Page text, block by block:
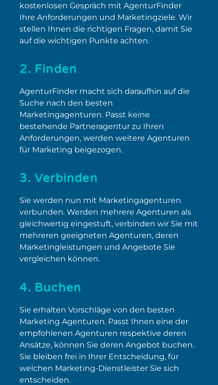
kostenlosen Gespräch mit AgenturFinder
Ihre Anforderungen und Marketingziele. Wir
stellen Ihnen die richtigen Fragen, damit Sie
auf die wichtigen Punkte achten.
2. Finden
AgenturFinder macht sich daraufhin auf die
Suche nach den besten
Marketingagenturen. Passt keine
bestehende Partneragentur zu Ihren
Anforderungen, werden weitere Agenturen
für Marketing beigezogen.
3. Verbinden
Sie werden nun mit Marketingagenturen
verbunden. Werden mehrere Agenturen als
gleichwertig eingestuft, verbinden wir Sie mit
mehreren geeigneten Agenturen, deren
Marketingleistungen und Angebote Sie
vergleichen können.
4. Buchen
Sie erhalten Vorschläge von den besten
Marketing Agenturen. Passt Ihnen eine der
empfohlenen Agenturen respektive deren
Ansätze, können Sie deren Angebot buchen.
Sie bleiben frei in Ihrer Entscheidung, für
welchen Marketing-Dienstleister Sie sich
entscheiden.